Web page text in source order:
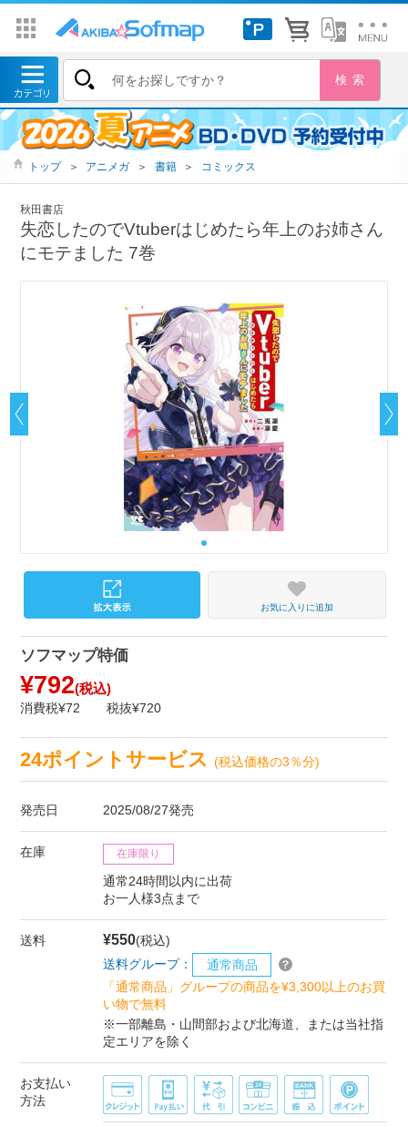
トップ ＞ アニメガ ＞ 書籍 ＞ コミックス
秋田書店
失恋したのでVtuberはじめたら年上のお姉さん
にモテました 7巻
お気に入りに追加
ソフマップ特価
¥792(税込)
消費税¥72 税抜¥720
24ポイントサービス(税込価格の3％分)
発売日 2025/08/27発売
在庫 在庫限り
通常24時間以内に出荷
お一人様3点まで
送料 ¥550(税込)
送料グループ：
通常商品
「通常商品」グループの商品を¥3,300以上のお買
い物で無料
※一部離島・山間部および北海道、または当社指
定エリアを除く
お支払い
方法